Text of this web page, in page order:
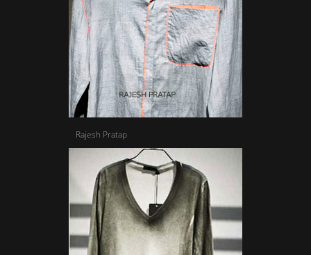
Rajesh Pratap